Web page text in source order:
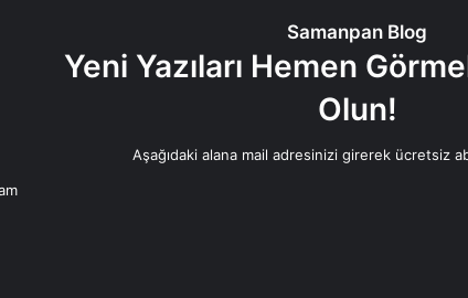
Samanpan Blog
Yeni Yazıları Hemen
Olun!
Aşağıdaki alana mail adresinizi girerek ücretsiz